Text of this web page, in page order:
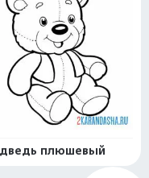
плюшевый